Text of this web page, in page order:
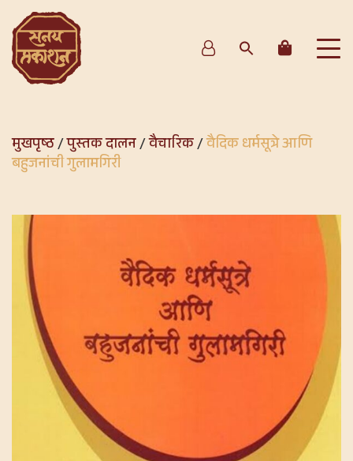
मुखपृष्ठ/पुस्तक दालन/वैचारिक/वैदिक धर्मसूत्रे आणि
बहुजनांची गुलामगिरी